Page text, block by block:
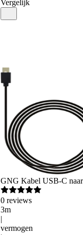
Vergelijk
GNG Kabel USB-C
0 reviews
3m
|
vermogen